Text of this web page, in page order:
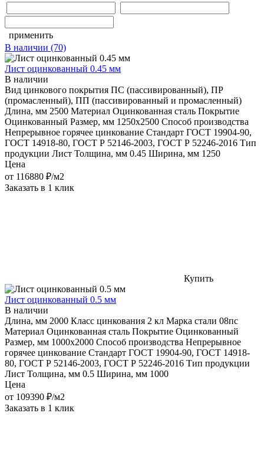
применить
В наличии (70)
Лист оцинкованный 0.45 мм
В наличии
Вид цинкового покрытия ПС (пассивированный), ПР
(промасленный), ПП (пассивированный и промасленный)
Длина, мм 2500 Материал Оцинкованная сталь Покрытие
Оцинкованный Размер, мм 1250x2500 Способ производства
Непрерывное горячее цинкование Стандарт ГОСТ 19904-90,
ГОСТ 14918-80, ГОСТ Р 52146-2003, ГОСТ Р 52246-2016 Тип
продукции Лист Толщина, мм 0.45 Ширина, мм 1250
Цена
от 116880 ₽/м2
Заказать в 1 клик
Купить
Лист оцинкованный 0.5 мм
В наличии
Длина, мм 2000 Класс цинкования 2 кл Марка стали 08пс
Материал Оцинкованная сталь Покрытие Оцинкованный
Размер, мм 1000х2000 Способ производства Непрерывное
горячее цинкование Стандарт ГОСТ 19904-90, ГОСТ 14918-
80, ГОСТ Р 52146-2003, ГОСТ Р 52246-2016 Тип продукции
Лист Толщина, мм 0.5 Ширина, мм 1000
Цена
от 109390 ₽/м2
Заказать в 1 клик